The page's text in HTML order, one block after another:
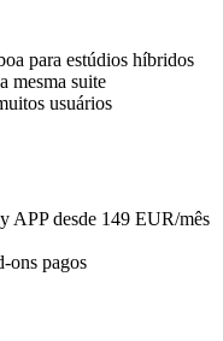
para estúdios híbridos
mesma suite
usuários
APP desde 149 EUR/mês
ons pagos